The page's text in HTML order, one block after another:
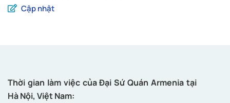
Cập nhật
Thời gian làm việc của Đại Sứ Quán Armenia tại
Hà Nội, Việt Nam: